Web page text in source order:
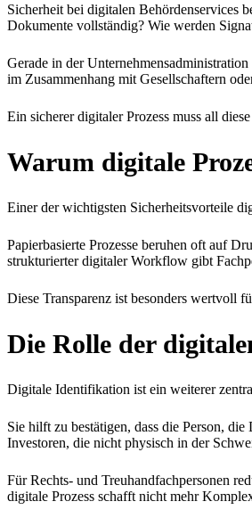
Sicherheit bei digitalen Behördenservices
Dokumente vollständig? Wie werden
Gerade in der
im Zusammenhang mit Gesellschaftern
Ein sicherer digitaler Prozess muss all
Warum digitale
Einer der wichtigsten Sicherheitsvorteile
Papierbasierte Prozesse beruhen oft auf
strukturierter digitaler Workflow gibt
Diese Transparenz ist besonders wertvoll
Die Rolle der
Digitale Identifikation ist ein weiterer
Sie hilft zu bestätigen, dass die Person,
Investoren, die nicht physisch in der
Für Rechts- und Treuhandfachpersonen
digitale Prozess schafft nicht mehr